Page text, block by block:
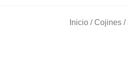
Inicio / Cojines /